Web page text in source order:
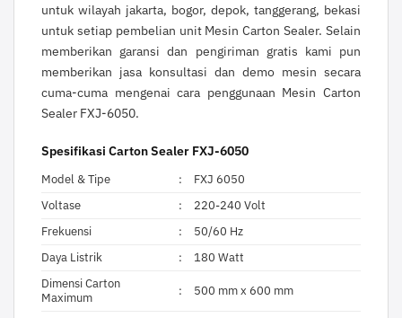
untuk wilayah jakarta, bogor, depok, tanggerang, bekasi
untuk setiap pembelian unit Mesin Carton Sealer. Selain
memberikan garansi dan pengiriman gratis kami pun
memberikan jasa konsultasi dan demo mesin secara
cuma-cuma mengenai cara penggunaan Mesin Carton
Sealer FXJ-6050.
Spesifikasi Carton Sealer FXJ-6050
Model & Tipe :
FXJ 6050
Voltase
:
220-240 Volt
Frekuensi
:
50/60 Hz
Daya Listrik
:
180 Watt
Dimensi Carton
Maximum
: 500 mm x 600 mm